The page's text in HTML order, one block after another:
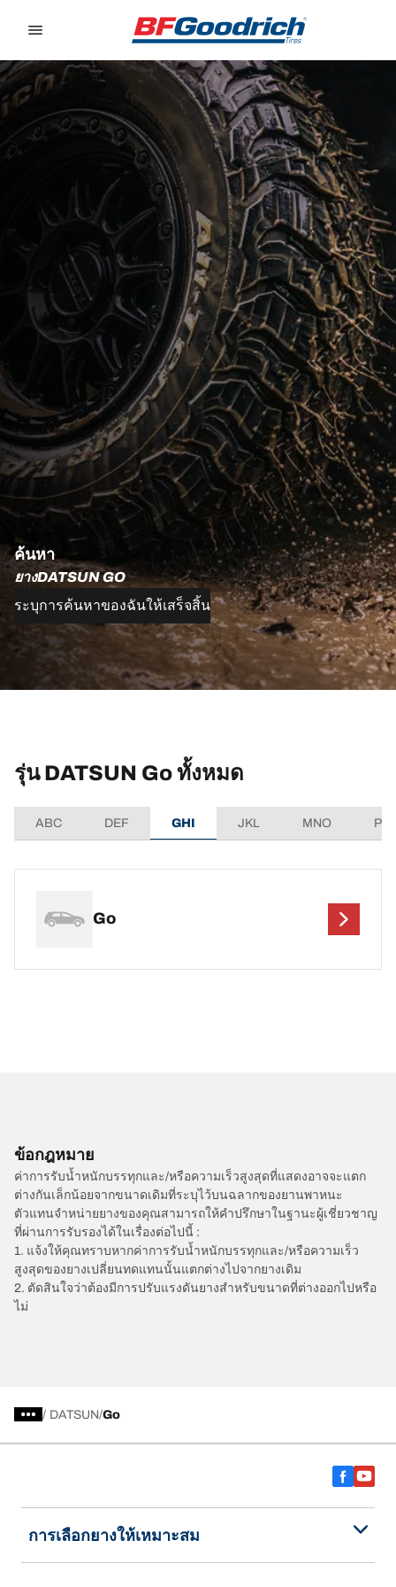
ค้นหา
ยางDATSUN GO
ระบุการค้นหาของฉันให้เสร็จสิ้น
รุ่น DATSUN Go ทั้งหมด
ABC DEF GHI JKL MNO
Go
ข้อกฎหมาย
ค่าการรับน้ำหนักบรรทุกและ/หรือความเร็วสูงสุดที่แสดงอาจจะแตก
ต่างกันเล็กน้อยจากขนาดเดิมที่ระบุไว้บนฉลากของยานพาหนะ
ตัวแทนจำหน่ายยางของคุณสามารถให้คำปรึกษาในฐานะผู้เชี่ยวชาญ
ที่ผ่านการรับรองได้ในเรื่องต่อไปนี้ :
1. แจ้งให้คุณทราบหากค่าการรับน้ำหนักบรรทุกและ/หรือความเร็ว
สูงสุดของยางเปลี่ยนทดแทนนั้นแตกต่างไปจากยางเดิม
2. ตัดสินใจว่าต้องมีการปรับแรงดันยางสำหรับขนาดที่ต่างออกไปหรือ
ไม่
/ DATSUN Go
การเลือกยางให้เหมาะสม